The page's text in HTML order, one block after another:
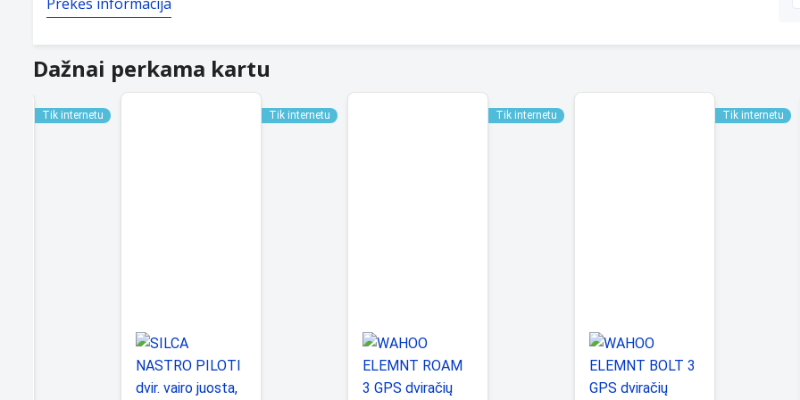
Dažnai perkama kartu
Tik internetu Tik internetu Tik internetu Tik internetu